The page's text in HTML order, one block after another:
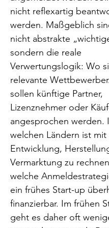
nicht reflexartig
werden. Maßgeblich
nicht abstrakte
sondern die reale
Verwertungslogik: Wo
relevante
sollen künftige Partner,
Lizenznehmer oder
angesprochen werden.
welchen Ländern ist mit
Entwicklung,
Vermarktung zu
welche
ein frühes Start-up
finanzierbar. Im frühen
geht es daher oft